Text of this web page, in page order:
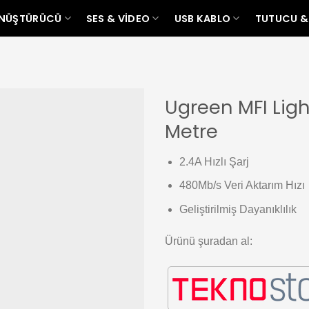
SES & VIDEO USB KABLO TUTUCU
Ugreen MFI
Metre
2.4A Hızlı Şarj
480Mb/s Veri Aktarım Hızı
Geliştirilmiş Dayanıklılık
Ürünü şuradan al: